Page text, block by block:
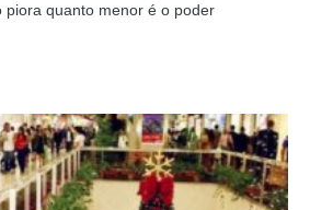
piora quanto menor é o poder